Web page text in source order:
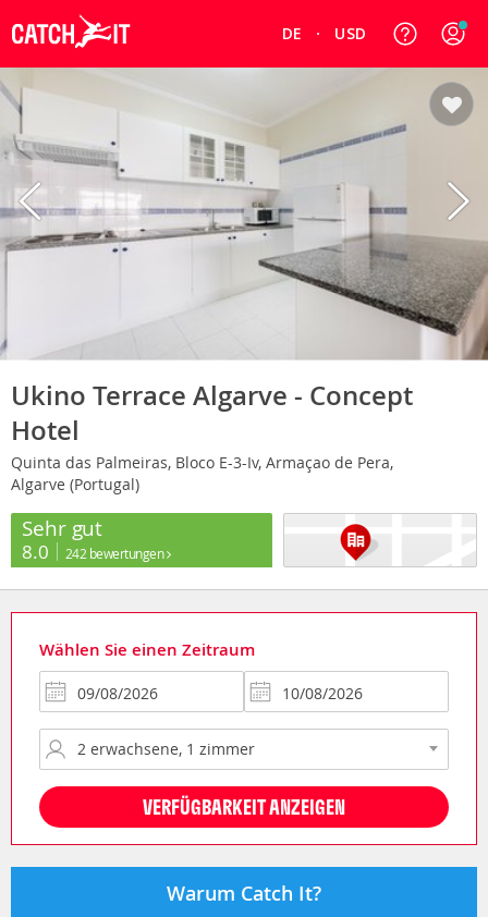
DE USD
Ukino Terrace Algarve - Concept
Hotel
Quinta das Palmeiras, Bloco E-3-Iv, Armaçao de Pera,
Algarve (Portugal)
Sehr gut
8.0 242 bewertungen
Wählen Sie einen Zeitraum
VERFÜGBARKEIT ANZEIGEN
Warum Catch It?